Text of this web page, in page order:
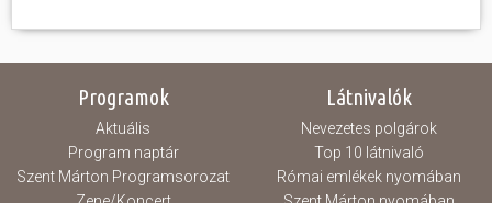
Programok
Aktuális
Program naptár
Szent Márton Programsorozat
Látnivalók
Nevezetes polgárok
Top 10 látnivaló
Római emlékek nyomában